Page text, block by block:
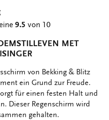
9.5 von 10
MET
von Bekking & Blitz
ein Grund zur Freude.
für einen festen Halt und
Dieser Regenschirm wird
gehalten.